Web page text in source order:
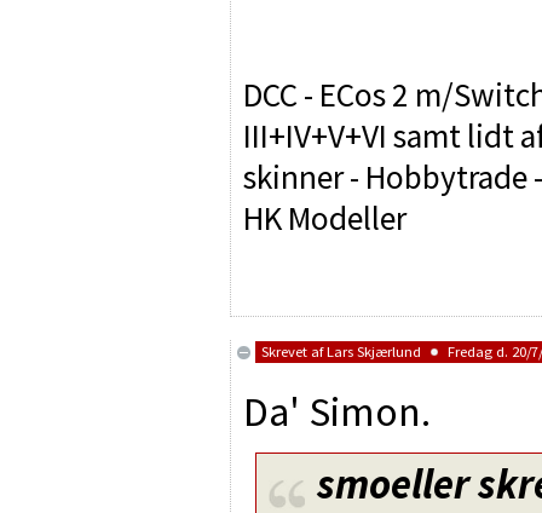
DCC - ECos 2 m/
III+IV+V+VI samt lidt
skinner - Hobbytrade
HK Modeller
Skrevet afLars Skjærlund Fredag d. 20/
Da' Simon.
smoeller